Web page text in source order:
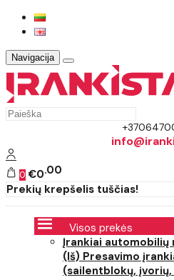
Navigacija
0 €0 00
Prekių krepšelis tuščias!
Visos prekės
Įrankiai automobilių
(Iš) Presavimo
(sailentblokų, įvorių,